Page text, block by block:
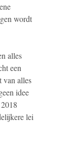
wordt
alles
een
van alles
idee
lei